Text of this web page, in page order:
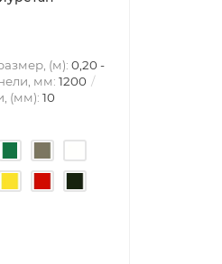
(м): 0,20 -
мм: 1200
(мм): 10